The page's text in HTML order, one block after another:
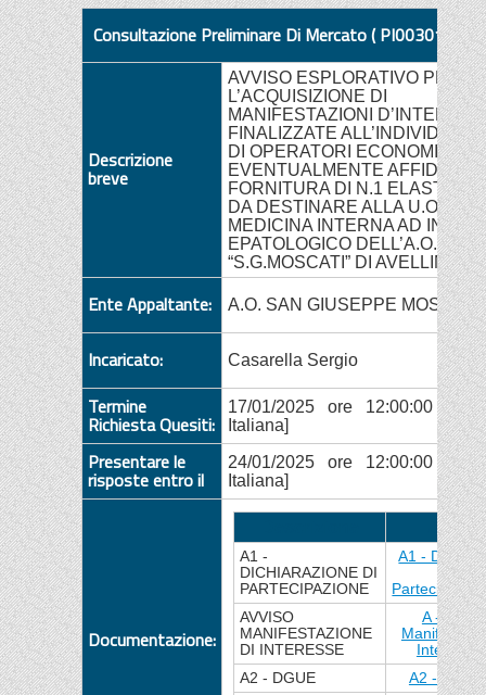
Consultazione Preliminare Di Mercato ( PI003019-25
Descrizione
breve
AVVISO ESPLORATIVO PER
L’ACQUISIZIONE DI
MANIFESTAZIONI
FINALIZZATE
DI OPERATORI ECONOMICI
EVENTUALMENTE AFFIDARE,
FORNITURA DI N.1
DA DESTINARE ALLA U.O.C.
MEDICINA INTERNA AD
EPATOLOGICO DELL’A.O.R.N.
“S.G.MOSCATI” DI AVELLINO
Ente Appaltante: A.O. SAN GIUSEPPE MOSCATI
Incaricato: Casarella Sergio
Termine
Richiesta Quesiti:
17/01/2025 ore 12:00:00 [Ora
Italiana]
Presentare le
risposte entro il
24/01/2025 ore 12:00:00 [Ora
Italiana]
Documentazione:
A1 -
DICHIARAZIONE DI
PARTECIPAZIONE
A1 -
di
AVVISO
MANIFESTAZIONE
DI INTERESSE
A -
A2 - DGUE
A2 -